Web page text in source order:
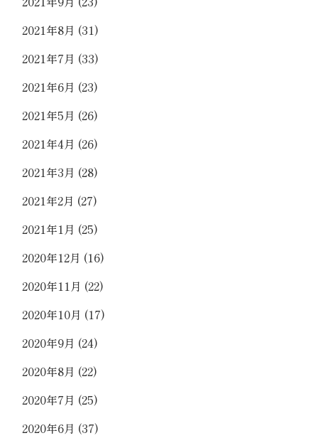
2021年8月 (31)
2021年7月 (33)
2021年6月 (23)
2021年5月 (26)
2021年4月 (26)
2021年3月 (28)
2021年2月 (27)
2021年1月 (25)
2020年12月 (16)
2020年11月 (22)
2020年10月 (17)
2020年9月 (24)
2020年8月 (22)
2020年7月 (25)
2020年6月 (37)